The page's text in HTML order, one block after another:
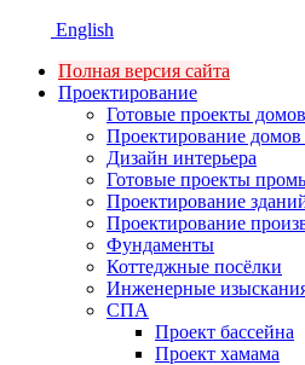
English
Полная версия сайта
Проектирование
Готовые проекты
Проектирование домов
Дизайн интерьера
Готовые проекты
Проектирование
Проектирование
Фундаменты
Коттеджные посёлки
Инженерные
СПА
Проект бассейна
Проект хамама